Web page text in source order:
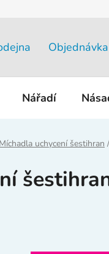
Objednávka
Nářadí
Míchadla uchycení šestihran /